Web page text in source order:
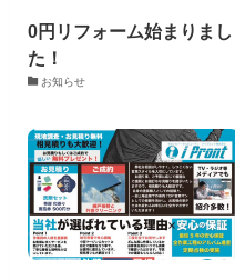
0円リフォーム始まりまし
た！
お知らせ